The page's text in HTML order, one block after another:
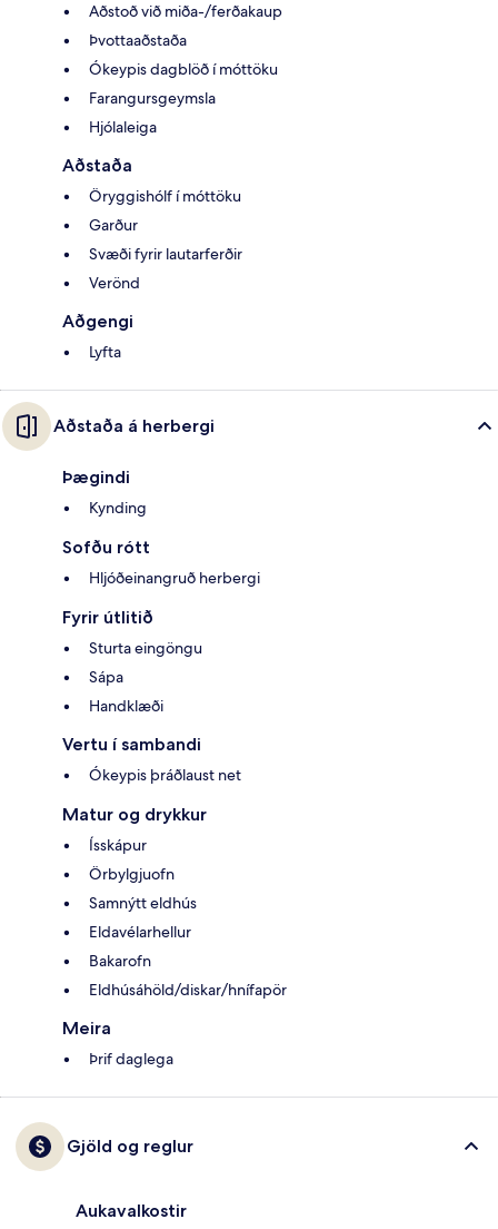
Aðstoð við miða-/ferðakaup
Þvottaaðstaða
Ókeypis dagblöð í móttöku
Farangursgeymsla
Hjólaleiga
Aðstaða
Öryggishólf í móttöku
Garður
Svæði fyrir lautarferðir
Verönd
Aðgengi
Lyfta
Aðstaða á herbergi
Þægindi
Kynding
Sofðu rótt
Hljóðeinangruð herbergi
Fyrir útlitið
Sturta eingöngu
Sápa
Handklæði
Vertu í sambandi
Ókeypis þráðlaust net
Matur og drykkur
Ísskápur
Örbylgjuofn
Samnýtt eldhús
Eldavélarhellur
Bakarofn
Eldhúsáhöld/diskar/hnífapör
Meira
Þrif daglega
Gjöld og reglur
Aukavalkostir